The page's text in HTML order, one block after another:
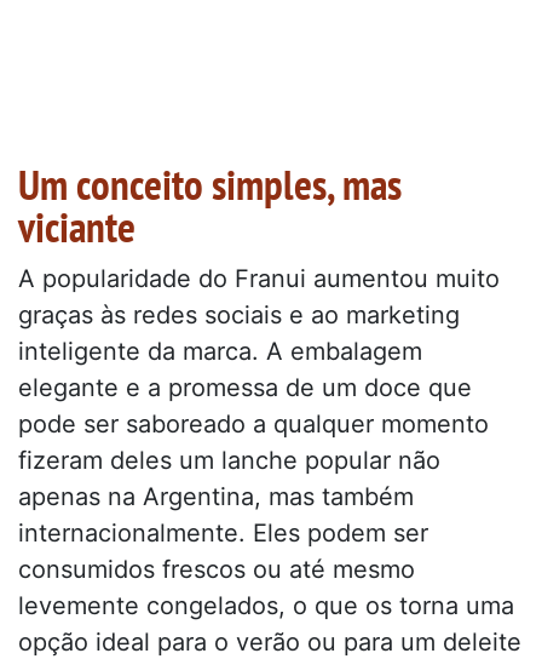
Um conceito simples, mas
viciante
A popularidade do Franui aumentou muito
graças às redes sociais e ao marketing
inteligente da marca. A embalagem
elegante e a promessa de um doce que
pode ser saboreado a qualquer momento
fizeram deles um lanche popular não
apenas na Argentina, mas também
internacionalmente. Eles podem ser
consumidos frescos ou até mesmo
levemente congelados, o que os torna uma
opção ideal para o verão ou para um deleite